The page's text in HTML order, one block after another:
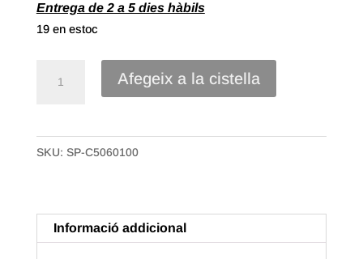
Entrega de 2 a 5 dies hàbils
19 en estoc
Samarreta
BP
80
Afegeix a la cistella
SKU: SP-C5060100
Informació addicional